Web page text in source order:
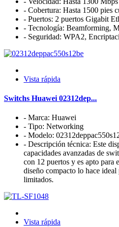
- Cobertura: Hasta 1500 pies
- Puertos: 2 puertos Gigabit
- Tecnología: Beamforming,
- Seguridad: WPA2,
Vista rápida
Switchs Huawei 02312dep...
- Marca: Huawei
- Tipo: Networking
- Modelo:
- Descripción técnica: Este
capacidades avanzadas de
con 12 puertos y es apto para
diseño compacto lo hace ideal
limitados.
Vista rápida